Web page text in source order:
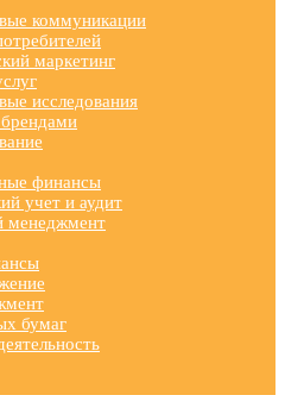
коммуникации
маркетинг
исследования
финансы
учет и аудит
менеджмент
бумаг